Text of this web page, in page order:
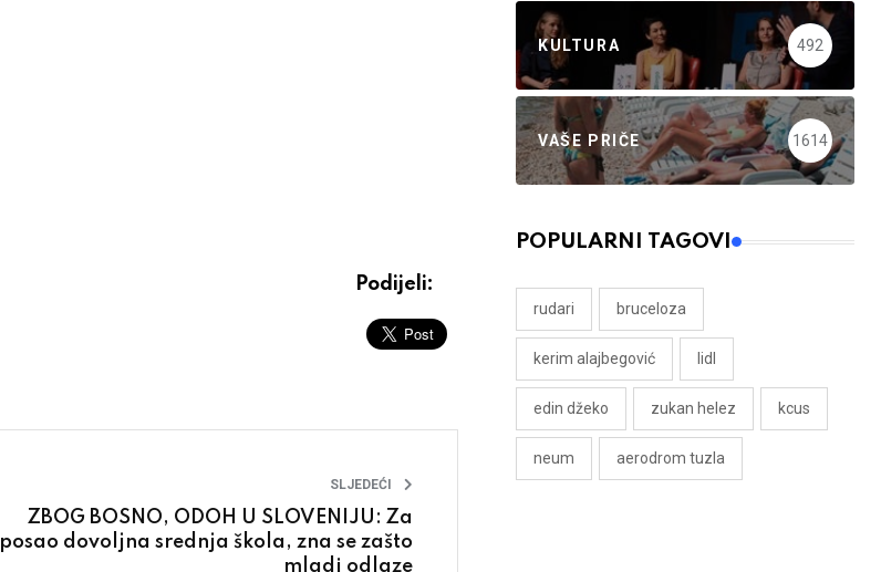
Podijeli:
SLJEDEĆI
ZBOG BOSNO, ODOH U SLOVENIJU: Za
posao dovoljna srednja škola, zna se zašto
mladi odlaze
KULTURA 492
VAŠE PRIČE 1614
POPULARNI TAGOVI
rudari bruceloza
kerim alajbegović lidl
edin džeko zukan helez kcus
neum aerodrom tuzla